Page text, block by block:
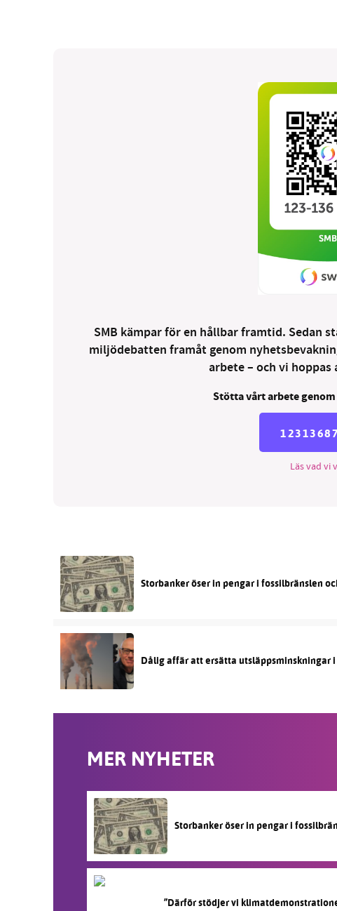
SMB kämpar för en hållbar framtid. Sedan
miljödebatten framåt genom
arbete – och vi
Stötta vårt arbete
Läs vad vi
Storbanker öser in pengar i fossilbränslen
Dålig affär att ersätta utsläppsminskningar
MER NYHETER
Storbanker öser in pengar i
”Därför stödjer vi